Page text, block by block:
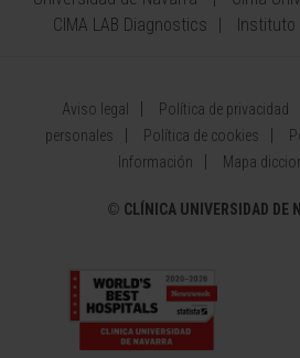
CIMA LAB Diagnostics
Instituto
Aviso legal Política de privacidad
personales
Política de cookies
Información
Mapa
© CLÍNICA UNIVERSIDAD DE